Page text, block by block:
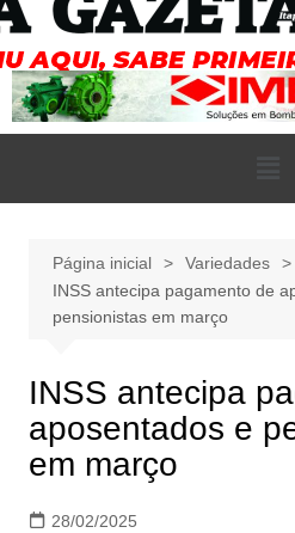
Página inicial
Variedades
INSS antecipa pagamento de
pensionistas em março
INSS antecipa
aposentados e
em março
28/02/2025